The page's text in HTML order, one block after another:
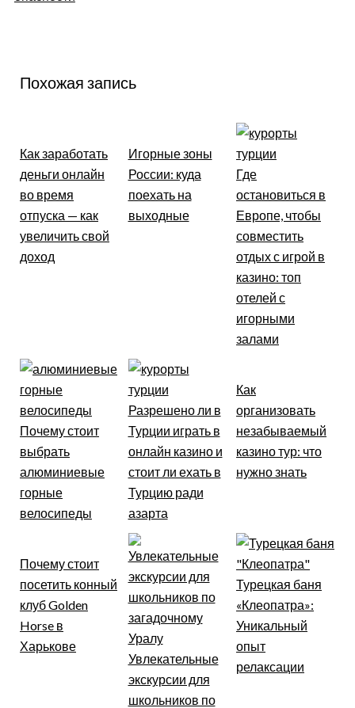
Похожая запись
Как заработать
деньги онлайн
во время
отпуска — как
увеличить свой
доход
Игорные зоны
России: куда
поехать на
выходные
Где
остановиться в
Европе, чтобы
совместить
отдых с игрой в
казино: топ
отелей с
игорными
залами
Почему стоит
выбрать
алюминиевые
горные
велосипеды
Разрешено ли в
Турции играть в
онлайн казино и
стоит ли ехать в
Турцию ради
азарта
Как
организовать
незабываемый
казино тур: что
нужно знать
Почему стоит
посетить конный
клуб Golden
Horse в
Харькове
Увлекательные
экскурсии для
школьников по
Турецкая баня
«Клеопатра»:
Уникальный
опыт
релаксации